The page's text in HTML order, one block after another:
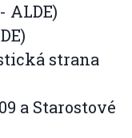
ALDE)
strana
a Starostové